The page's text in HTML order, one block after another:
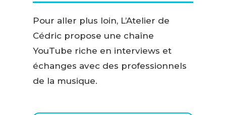
Pour aller plus loin, L’Atelier de
Cédric propose une chaîne
YouTube riche en interviews et
échanges avec des professionnels
de la musique.